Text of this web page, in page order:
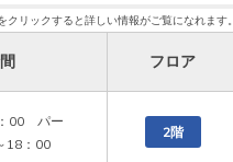
リックすると詳しい情報がご覧になれます。
フロア
00　パー
18：00
2階